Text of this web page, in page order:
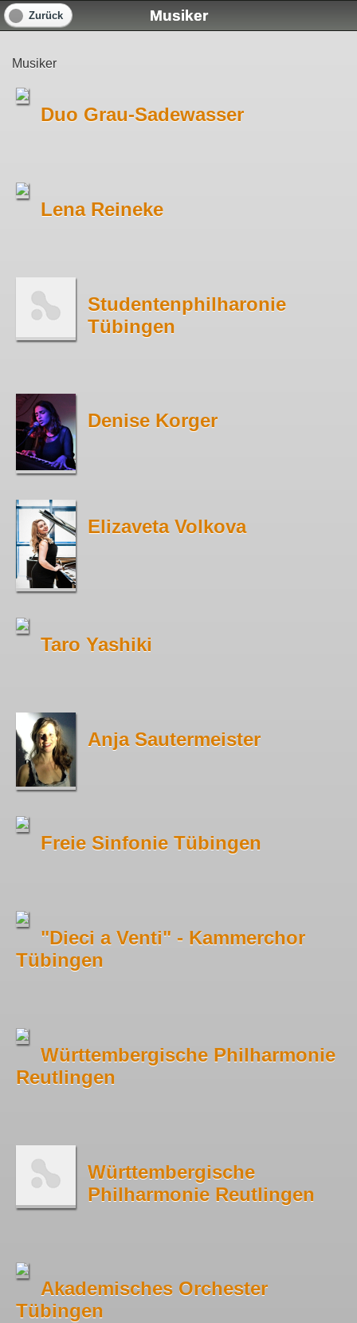
Musiker
Zurück
Musiker
Duo Grau-Sadewasser
Lena Reineke
Studentenphilharonie
Tübingen
Denise Korger
Elizaveta Volkova
Taro Yashiki
Anja Sautermeister
Freie Sinfonie Tübingen
"Dieci a Venti" - Kammerchor
Tübingen
Württembergische Philharmonie
Reutlingen
Württembergische
Philharmonie Reutlingen
Akademisches Orchester
Tübingen